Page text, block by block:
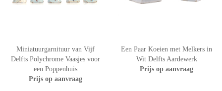
Miniatuurgarnituur van Vijf
Delfts Polychrome Vaasjes voor
een Poppenhuis
Prijs op aanvraag
Een Paar Koeien met Melkers in
Wit Delfts Aardewerk
Prijs op aanvraag